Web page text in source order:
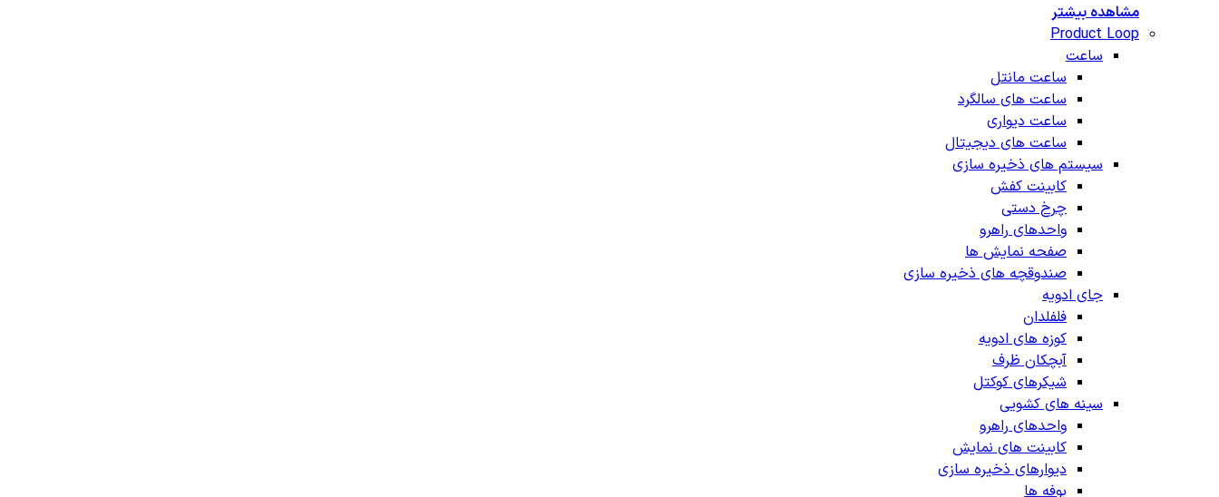
مشاهده بیشتر
Product Loop
ساعت
ساعت مانتل
ساعت های سالگرد
ساعت دیواری
ساعت های دیجیتال
سیستم های ذخیره سازی
کابینت کفش
چرخ دستی
واحدهای راهرو
صفحه نمایش ها
صندوقچه های ذخیره سازی
جای ادویه
فلفلدان
کوزه های ادویه
آبچکان ظرف
شیکرهای کوکتل
سینه های کشویی
واحدهای راهرو
کابینت های نمایش
دیوارهای ذخیره سازی
بوفه ها